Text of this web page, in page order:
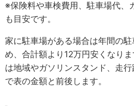
※保険料や車検費用、駐車場代、
も目安です。
家に駐車場がある場合は年間の
め、合計額より12万円安くなり
は地域やガソリンスタンド、走
で表の金額と前後します。